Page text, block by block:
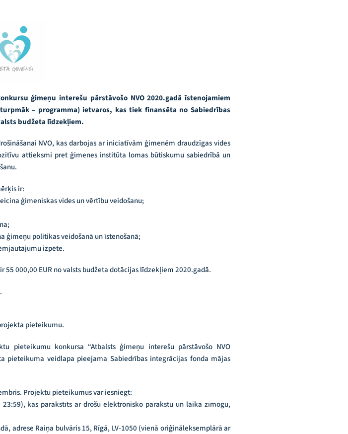
ģimeņu interešu pārstāvošo NVO 2020.gadā īstenojamiem
– programma) ietvaros, kas tiek finansēta no Sabiedrības
budžeta līdzekļiem.
NVO, kas darbojas ar iniciatīvām ģimenēm draudzīgas vides
attieksmi pret ģimenes institūta lomas būtiskumu sabiedrībā un
ir:
ģimeniskas vides un vērtību veidošanu;
ģimeņu politikas veidošanā un īstenošanā;
izpēte.
000,00 EUR no valsts budžeta dotācijas līdzekļiem 2020.gadā.
pieteikumu.
pieteikumu konkursa “Atbalsts ģimeņu interešu pārstāvošo NVO
pieteikuma veidlapa pieejama Sabiedrības integrācijas fonda mājas
Projektu pieteikumus var iesniegt:
kas parakstīts ar drošu elektronisko parakstu un laika zīmogu,
adrese Raiņa bulvāris 15, Rīgā, LV-1050 (vienā oriģināleksemplārā ar